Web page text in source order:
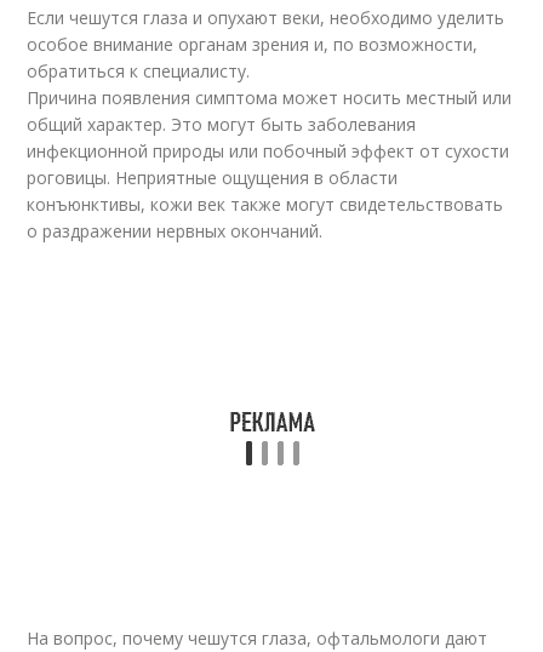
Если чешутся глаза и опухают веки, необходимо уделить
особое внимание органам зрения и, по возможности,
обратиться к специалисту.
Причина появления симптома может носить местный или
общий характер. Это могут быть заболевания
инфекционной природы или побочный эффект от сухости
роговицы. Неприятные ощущения в области
конъюнктивы, кожи век также могут свидетельствовать
о раздражении нервных окончаний.
На вопрос, почему чешутся глаза, офтальмологи дают